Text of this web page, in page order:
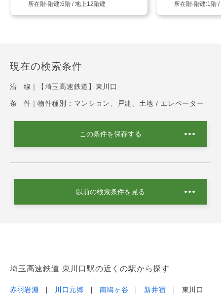
6階 / 地上12階建
1階
現在の検索条件
沿 線｜ 【埼玉高速鉄道】東川口
条 件｜ 物件種別：マンション、戸建、土地 / エレベーター
この条件を保存する
以前の検索条件を見る
埼玉高速鉄道 東川口駅の近くの駅から探す
赤羽岩淵 川口元郷 南鳩ヶ谷 新井宿 東川口